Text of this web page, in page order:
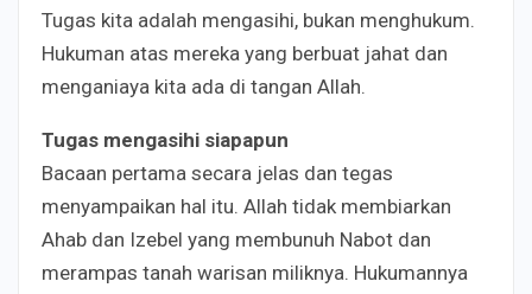
Tugas kita adalah mengasihi, bukan menghukum.
Hukuman atas mereka yang berbuat jahat dan
menganiaya kita ada di tangan Allah.
Tugas mengasihi siapapun
Bacaan pertama secara jelas dan tegas
menyampaikan hal itu. Allah tidak membiarkan
Ahab dan Izebel yang membunuh Nabot dan
merampas tanah warisan miliknya. Hukumannya